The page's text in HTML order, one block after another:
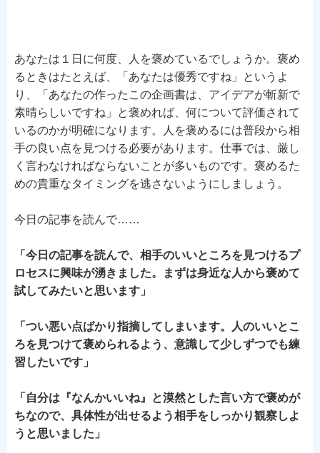
あなたは１日に何度、人を褒めているでしょうか。褒め
るときはたとえば、「あなたは優秀ですね」というよ
り、「あなたの作ったこの企画書は、アイデアが斬新で
素晴らしいですね」と褒めれば、何について評価されて
いるのかが明確になります。人を褒めるには普段から相
手の良い点を見つける必要があります。仕事では、厳し
く言わなければならないことが多いものです。褒めるた
めの貴重なタイミングを逃さないようにしましょう。
今日の記事を読んで……
「今日の記事を読んで、相手のいいところを見つけるプ
ロセスに興味が湧きました。まずは身近な人から褒めて
試してみたいと思います」
「つい悪い点ばかり指摘してしまいます。人のいいとこ
ろを見つけて褒められるよう、意識して少しずつでも練
習したいです」
「自分は『なんかいいね』と漠然とした言い方で褒めが
ちなので、具体性が出せるよう相手をしっかり観察しよ
うと思いました」